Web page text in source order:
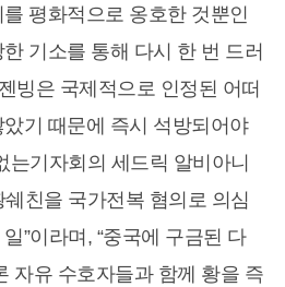
평화적으로 옹호한 것뿐인
기소를 통해 다시 한 번 드러
빙은 국제적으로 인정된 어떠
기 때문에 즉시 석방되어야
는기자회의 세드릭 알비아니
친을 국가전복 혐의로 의심
”이라며, “중국에 구금된 다
자유 수호자들과 함께 황을 즉